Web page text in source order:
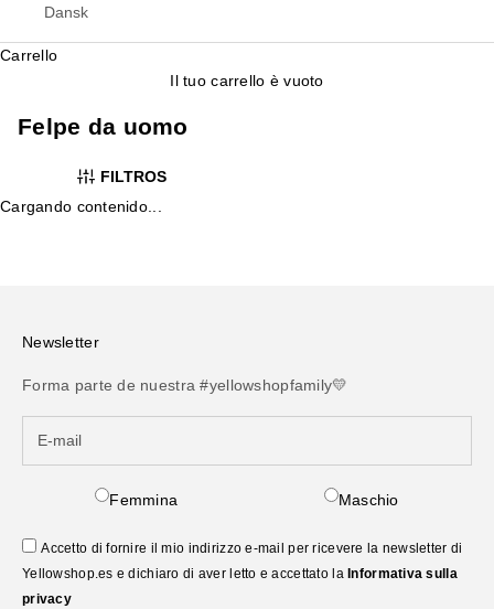
Dansk
Carrello
Il tuo carrello è vuoto
Felpe da uomo
FILTROS
Cargando contenido...
Newsletter
Forma parte de nuestra #yellowshopfamily💛
Femmina Maschio
Accetto di fornire il mio indirizzo e-mail per ricevere la newsletter di
Yellowshop.es e dichiaro di aver letto e accettato la Informativa sulla
privacy